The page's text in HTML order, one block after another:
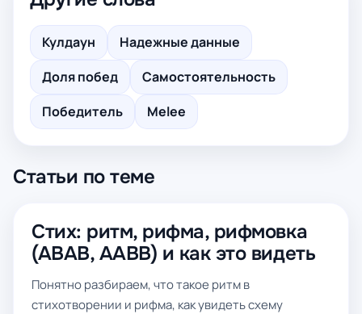
Кулдаун
Надежные данные
Доля побед
Самостоятельность
Победитель
Melee
Статьи по теме
Стих: ритм, рифма, рифмовка
(ABAB, AABB) и как это видеть
Понятно разбираем, что такое ритм в
стихотворении и рифма, как увидеть схему